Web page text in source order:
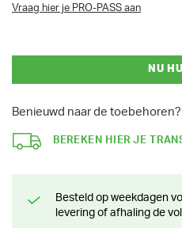
Vraag hier je PRO-PASS aan
NU
Benieuwd naar de toebehoren?
BEREKEN HIER JE
Besteld op weekdagen voor 13 uur? Klaar voor
levering of afhaling de